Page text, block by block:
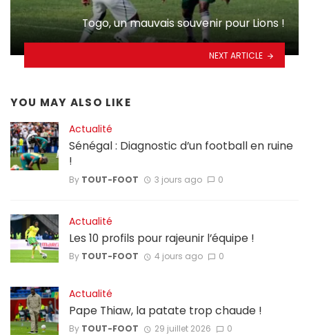
Togo, un mauvais souvenir pour Lions !
NEXT ARTICLE
YOU MAY ALSO LIKE
Actualité
Sénégal : Diagnostic d’un football en ruine
!
By TOUT-FOOT 3 jours ago 0
Actualité
Les 10 profils pour rajeunir l’équipe !
By TOUT-FOOT 4 jours ago 0
Actualité
Pape Thiaw, la patate trop chaude !
By TOUT-FOOT 29 juillet 2026 0